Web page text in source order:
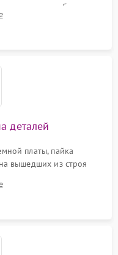
колес и турбины
и инфракрасных
деталей
платы, пайка
вышедших из строя
неисправного
шлейфов и